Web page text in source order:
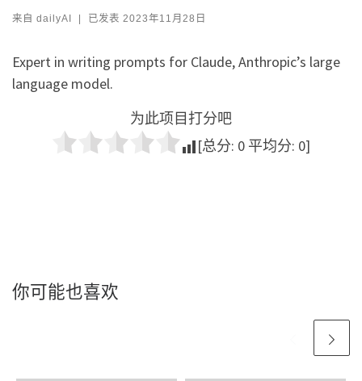
来自 dailyAI | 已发表 2023年11月28日
Expert in writing prompts for Claude, Anthropic’s large
language model.
为此项目打分吧
[总分: 0 平均分: 0]
你可能也喜欢